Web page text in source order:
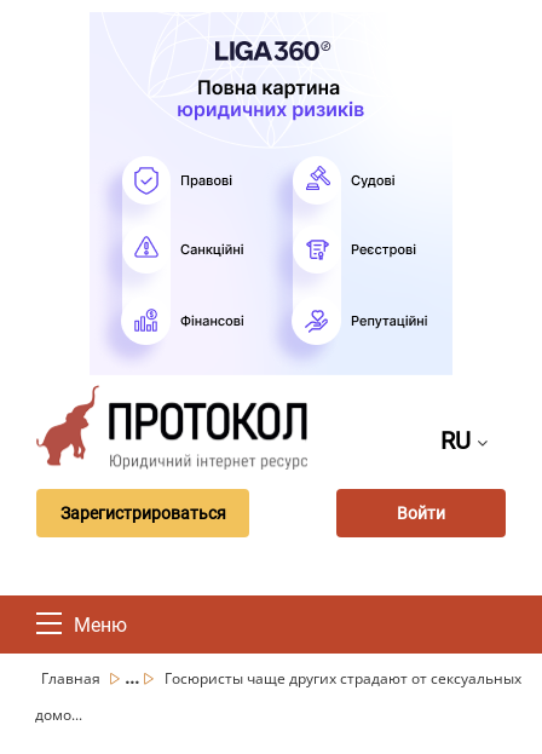
RU
Зарегистрироваться Войти
Меню
Главная ...
Госюристы чаще других страдают от сексуальных
домо...